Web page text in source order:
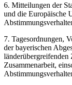
6. Mitteilungen der
und die Europäische
7. Tagesordnungen,
der bayerischen
länderübergreifenden
Zusammenarbeit,